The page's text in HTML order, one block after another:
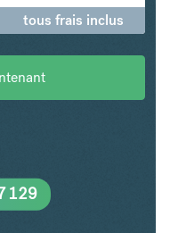
tous frais inclus
129